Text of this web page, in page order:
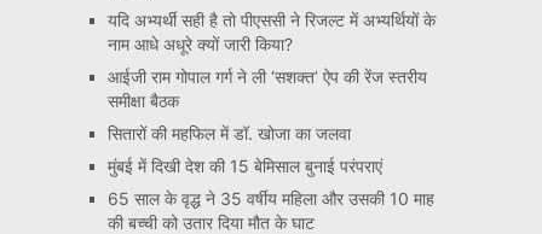
यदि अभ्यर्थी सही है तो पीएससी ने रिजल्ट में अभ्यर्थियों के
नाम आधे अधूरे क्यों जारी किया?
आईजी राम गोपाल गर्ग ने ली ‘सशक्त’ ऐप की रेंज स्तरीय
समीक्षा बैठक
सितारों की महफिल में डॉ. खोजा का जलवा
मुंबई में दिखी देश की 15 बेमिसाल बुनाई परंपराएं
65 साल के वृद्ध ने 35 वर्षीय महिला और उसकी 10 माह
की बच्ची को उतार दिया मौत के घाट